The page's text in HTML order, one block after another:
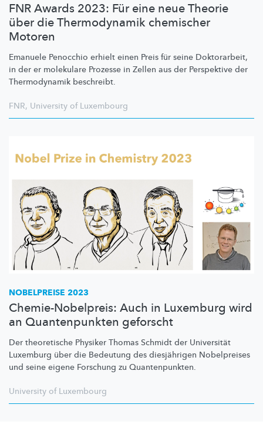
FNR Awards 2023: Für eine neue Theorie
über die Thermodynamik chemischer
Motoren
Emanuele Penocchio erhielt einen Preis für seine Doktorarbeit,
in der er molekulare Prozesse in Zellen aus der Perspektive der
Thermodynamik beschreibt.
FNR, University of Luxembourg
NOBELPREISE 2023
Chemie-Nobelpreis: Auch in Luxemburg wird
an Quantenpunkten geforscht
Der theoretische Physiker Thomas Schmidt der Universität
Luxemburg über die Bedeutung des diesjährigen Nobelpreises
und seine eigene Forschung zu Quantenpunkten.
University of Luxembourg